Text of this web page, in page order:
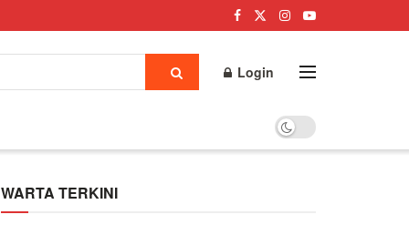
Login
WARTA TERKINI